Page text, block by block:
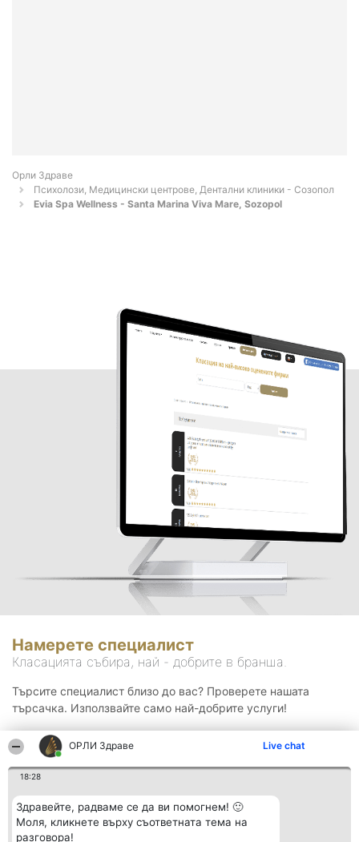
ОРЛИ Здраве Live chat
18:28
Здравейте, радваме се да ви помогнем! 🙂
Моля, кликнете върху съответната тема на
разговора!
Орли Здраве
Психолози, Медицински центрове, Дентални клиники - Созопол
Evia Spa Wellness - Santa Marina Viva Mare, Sozopol
Намерете специалист
Класацията събира, най - добрите в бранша.
Търсите специалист близо до вас? Проверете нашата
търсачка. Използвайте само най-добрите услуги!